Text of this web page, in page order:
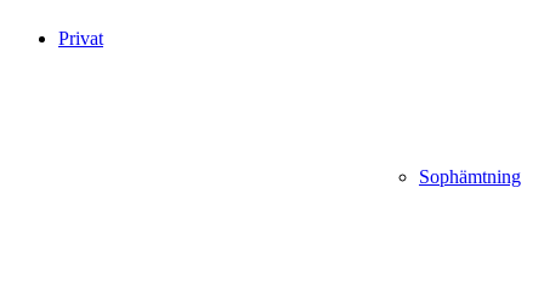
Privat
Sophämtning